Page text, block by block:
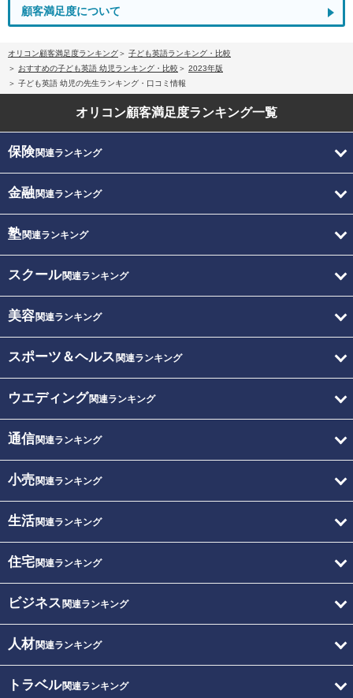
顧客満足度について
オリコン顧客満足度ランキング
子ども英語ランキング・比較
おすすめの子ども英語 幼児ランキング・比較
2023年版
子ども英語 幼児の先生ランキング・口コミ情報
オリコン顧客満足度ランキング一覧
保険関連ランキング
金融関連ランキング
塾関連ランキング
スクール関連ランキング
美容関連ランキング
スポーツ＆ヘルス 関連ランキング
ウエディング関連ランキング
通信関連ランキング
小売関連ランキング
生活関連ランキング
住宅関連ランキング
ビジネス 関連ランキング
人材関連ランキング
トラベル関連ランキング